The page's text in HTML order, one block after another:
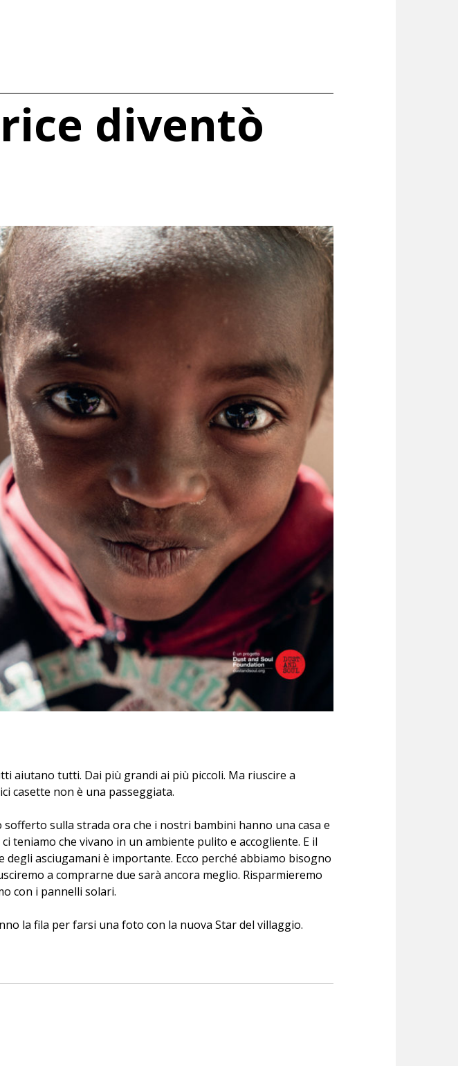
diventò
aiutano tutti. Dai più grandi ai più piccoli. Ma riuscire a
casette non è una passeggiata.
sulla strada ora che i nostri bambini hanno una casa e
teniamo che vivano in un ambiente pulito e accogliente. E il
degli asciugamani è importante. Ecco perché abbiamo bisogno
a comprarne due sarà ancora meglio. Risparmieremo
con i pannelli solari.
la fila per farsi una foto con la nuova Star del villaggio.